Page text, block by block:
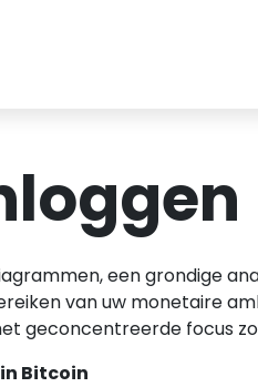
een grondige
van uw monetaire
geconcentreerde focus
Bitcoin